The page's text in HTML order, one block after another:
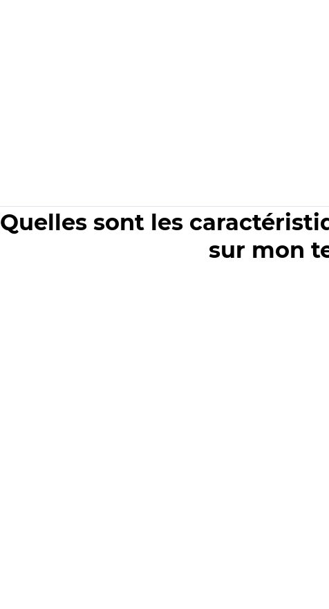
Quelles sont les
sur mon